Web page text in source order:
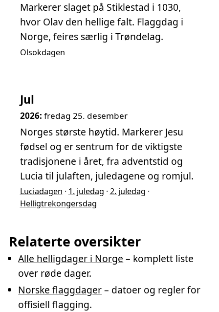
Markerer slaget på Stiklestad i 1030,
hvor Olav den hellige falt. Flaggdag i
Norge, feires særlig i Trøndelag.
Olsokdagen
Jul
2026: fredag 25. desember
Norges største høytid. Markerer Jesu
fødsel og er sentrum for de viktigste
tradisjonene i året, fra adventstid og
Lucia til julaften, juledagene og romjul.
Luciadagen · 1. juledag · 2. juledag ·
Helligtrekongersdag
Relaterte oversikter
Alle helligdager i Norge – komplett liste
over røde dager.
Norske flaggdager– datoer og regler for
offisiell flagging.